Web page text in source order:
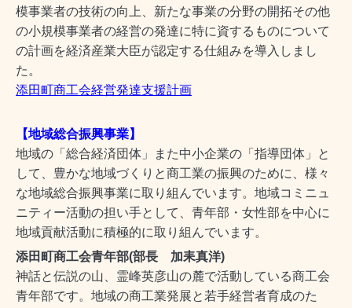
模事業者の技術の向上、新たな事業の分野の開拓その他
の小規模事業者の経営の発達に特に資するものについて
の計画を経済産業大臣が認定する仕組みを導入しまし
た。
添田町商工会経営発達支援計画
【地域総合振興事業】
地域の「総合経済団体」また中小企業の「指導団体」と
して、豊かな地域づくりと商工業の振興のために、様々
な地域総合振興事業に取り組んでいます。地域コミニュ
ニティー活動の担い手として、青年部・女性部を中心に
地域貢献活動に積極的に取り組んでいます。
添田町商工会青年部(部長 加耒真洋)
神話と伝説の山、霊峰英彦山の麓で活動している商工会
青年部です。 地域の商工業発展と若手経営者育成のた